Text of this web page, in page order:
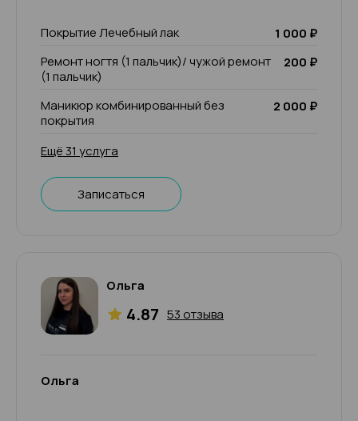
Покрытие Лечебный лак
1 000 ₽
Ремонт ногтя (1 пальчик)/ чужой ремонт
(1 пальчик)
200 ₽
Маникюр комбинированный без
покрытия
2 000 ₽
Ещё 31 услуга
Записаться
Ольга
4.87 53 отзыва
Ольга